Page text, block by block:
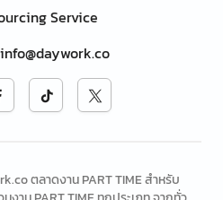
Service
info@daywork.co
ตลาดงาน PART TIME สำหรับ